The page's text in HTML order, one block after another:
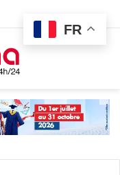
FR